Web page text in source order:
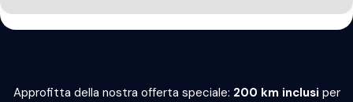
Approfitta della nostra offerta speciale: 200 km inclusi per